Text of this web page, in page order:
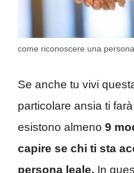
come riconoscere una
Se anche tu vivi
particolare ansia ti
esistono almeno 9
capire se chi ti sta
persona leale. In